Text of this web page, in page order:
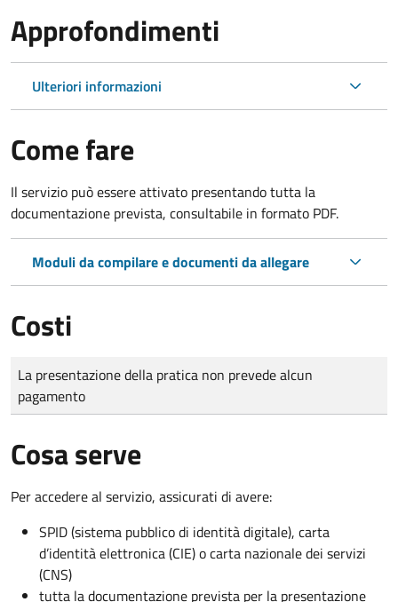
Approfondimenti
Ulteriori informazioni
Come fare
Il servizio può essere attivato presentando tutta la
documentazione prevista, consultabile in formato PDF.
Moduli da compilare e documenti da allegare
Costi
Tipo di pagamento
Importo
La presentazione della pratica non prevede alcun
pagamento
Cosa serve
Per accedere al servizio, assicurati di avere:
SPID (sistema pubblico di identità digitale), carta
d’identità elettronica (CIE) o carta nazionale dei servizi
(CNS)
tutta la documentazione prevista per la presentazione